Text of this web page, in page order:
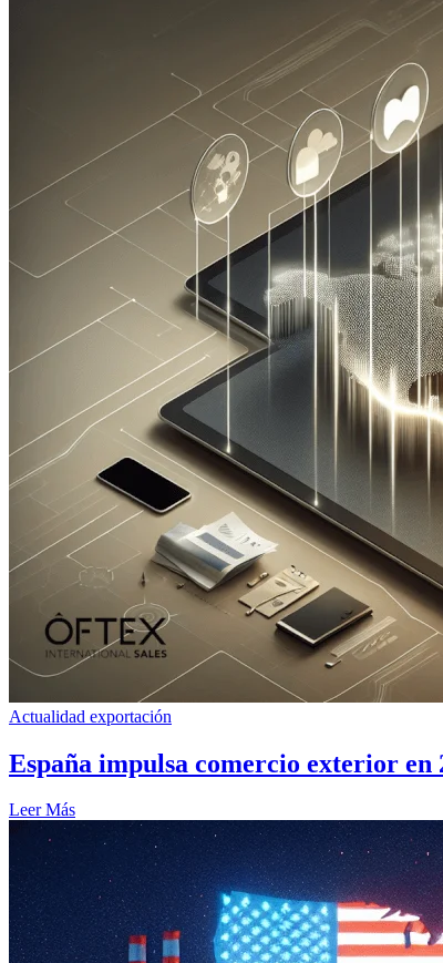
Actualidad exportación
España impulsa comercio exterior en
Leer Más